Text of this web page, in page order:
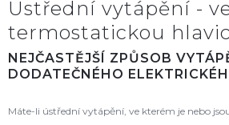
Ústřední vytápění -
termostatickou
NEJČASTĚJŠÍ ZPŮSOB
DODATEČNÉHO
Máte-li ústřední vytápění, ve kterém je nebo